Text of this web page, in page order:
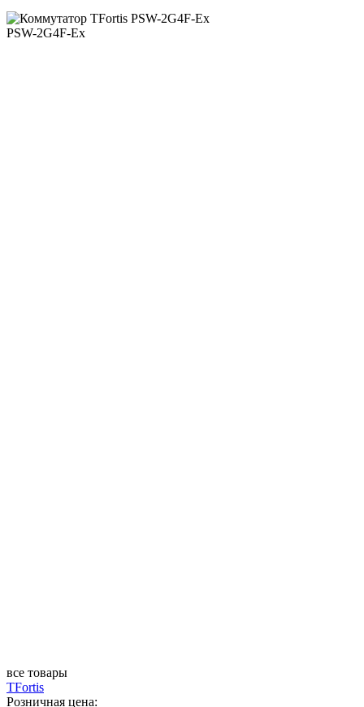
PSW-2G4F-Ex
все товары
TFortis
Розничная цена: